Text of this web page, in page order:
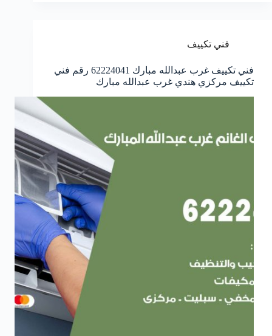
فني تكييف
فني تكييف غرب عبدالله مبارك 62224041 رقم فني
تكييف مركزي هندي غرب عبدالله مبارك